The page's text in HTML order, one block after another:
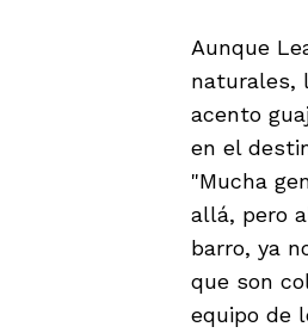
Aunque
naturales,
acento
en el
"Mucha
allá, pero
barro, ya
que son
equipo de